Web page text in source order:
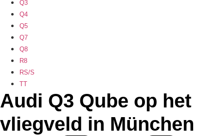
Q3
Q4
Q5
Q7
Q8
R8
RS/S
TT
Audi Q3 Qube op het
vliegveld in München